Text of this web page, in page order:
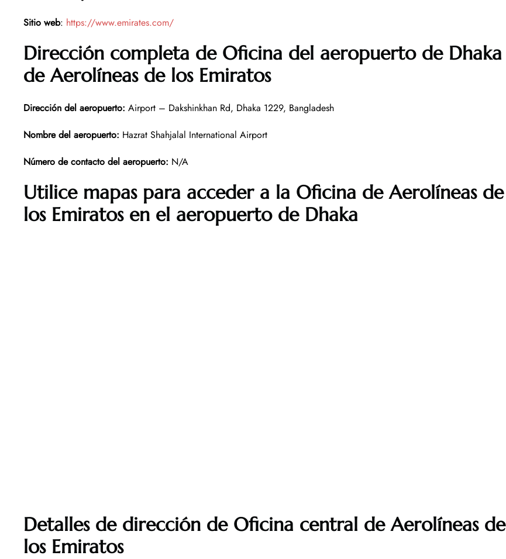
Sitio web: https://www.emirates.com/
Dirección completa de Oficina del aeropuerto de Dhaka
de Aerolíneas de los Emiratos
Dirección del aeropuerto: Airport – Dakshinkhan Rd, Dhaka 1229, Bangladesh
Nombre del aeropuerto: Hazrat Shahjalal International Airport
Número de contacto del aeropuerto: N/A
Utilice mapas para acceder a la Oficina de Aerolíneas de
los Emiratos en el aeropuerto de Dhaka
Detalles de dirección de Oficina central de Aerolíneas de
los Emiratos